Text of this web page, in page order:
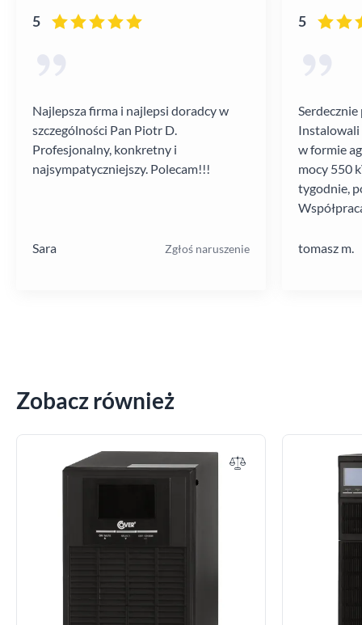
5
Najlepsza firma i najlepsi doradcy w
szczególności Pan Piotr D.
Profesjonalny, konkretny i
najsympatyczniejszy. Polecam!!!
Sara Zgłoś naruszenie
5
Instalowali
w formie
mocy 550
tygodnie,
tomasz m.
Zobacz również